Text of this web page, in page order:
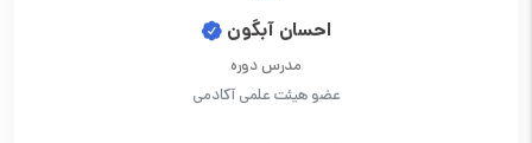
احسان آبگون
مدرس دوره
عضو هیئت علمی آکادمی